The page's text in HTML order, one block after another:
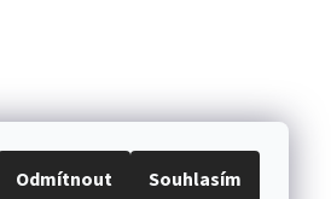
Odmítnout Souhlasím